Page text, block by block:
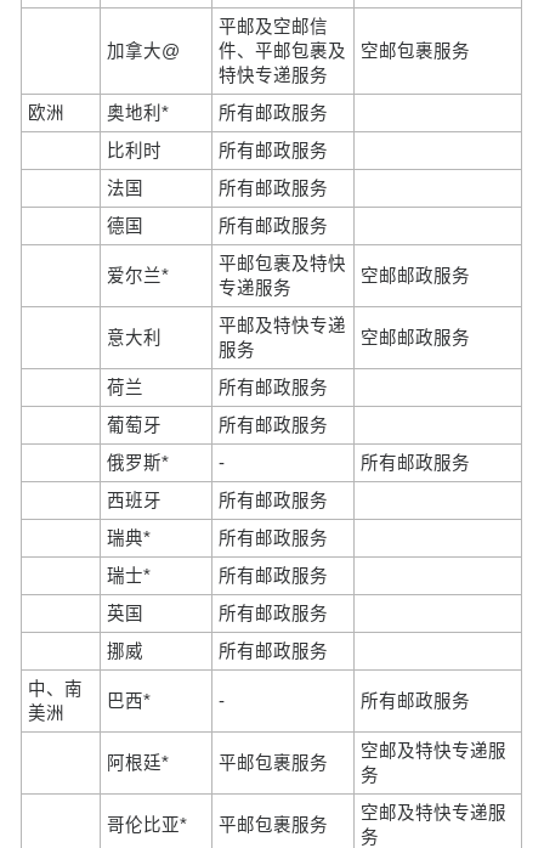
加拿大@
平邮及空邮信
件、平邮包裹及
特快专递服务
空邮包裹服务
欧洲 奥地利*
所有邮政服务
比利时
所有邮政服务
法国
所有邮政服务
德国
所有邮政服务
爱尔兰*
平邮包裹及特快
专递服务
空邮邮政服务
意大利
平邮及特快专递
服务
空邮邮政服务
荷兰
所有邮政服务
葡萄牙
所有邮政服务
俄罗斯*
-
所有邮政服务
西班牙
所有邮政服务
瑞典*
所有邮政服务
瑞士*
所有邮政服务
英国
所有邮政服务
挪威
所有邮政服务
中、南
美洲
巴西* - 所有邮政服务
阿根廷* 平邮包裹服务
空邮及特快专递服
务
哥伦比亚* 平邮包裹服务
空邮及特快专递服
务